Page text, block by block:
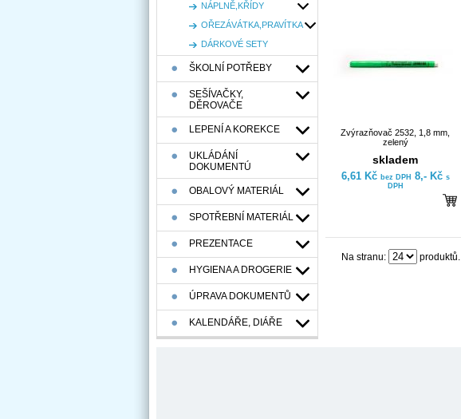
NÁPLNĚ,KŘÍDY
OŘEZÁVÁTKA,PRAVÍTKA
DÁRKOVÉ SETY
ŠKOLNÍ POTŘEBY
SEŠÍVAČKY,
DĚROVAČE
LEPENÍ A KOREKCE
UKLÁDÁNÍ
DOKUMENTÚ
OBALOVÝ MATERIÁL
SPOTŘEBNÍ MATERIÁL
PREZENTACE
HYGIENA A DROGERIE
ÚPRAVA DOKUMENTŮ
KALENDÁŘE, DIÁŘE
Zvýrazňovač 2532, 1,8 mm,
zelený
skladem
6,61 Kč bez DPH 8,- Kč s
DPH
Na stranu: produktů.